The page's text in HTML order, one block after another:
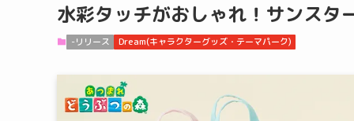
水彩タッチがおしゃれ！サンスタ
-リリース Dream(キャラクターグッズ・テーマパーク)